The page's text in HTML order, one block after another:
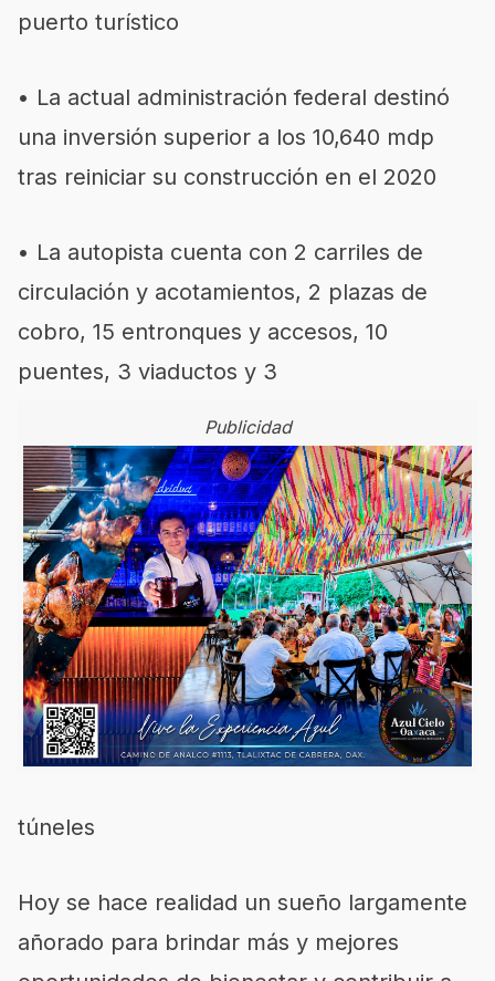
puerto turístico
• La actual administración federal destinó
una inversión superior a los 10,640 mdp
tras reiniciar su construcción en el 2020
• La autopista cuenta con 2 carriles de
circulación y acotamientos, 2 plazas de
cobro, 15 entronques y accesos, 10
puentes, 3 viaductos y 3
Publicidad
túneles
Hoy se hace realidad un sueño largamente
añorado para brindar más y mejores